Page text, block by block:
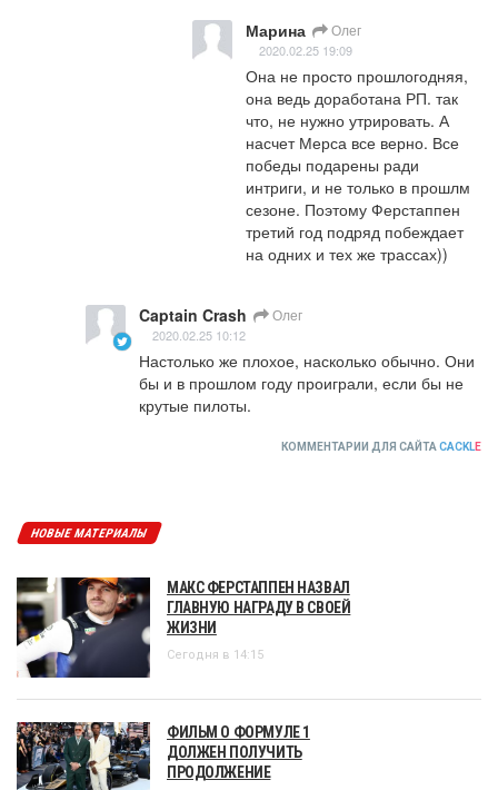
Марина Олег
2020.02.25 19:09
Она не просто прошлогодняя,
она ведь доработана РП. так
что, не нужно утрировать. А
насчет Мерса все верно. Все
победы подарены ради
интриги, и не только в прошлм
сезоне. Поэтому Ферстаппен
третий год подряд побеждает
на одних и тех же трассах))
Captain Crash Олег
2020.02.25 10:12
Настолько же плохое, насколько обычно. Они
бы и в прошлом году проиграли, если бы не
крутые пилоты.
КОММЕНТАРИИ ДЛЯ САЙТА CACKLE
НОВЫЕ МАТЕРИАЛЫ
МАКС ФЕРСТАППЕН НАЗВАЛ
ГЛАВНУЮ НАГРАДУ В СВОЕЙ
ЖИЗНИ
Сегодня в 14:15
ФИЛЬМ О ФОРМУЛЕ 1
ДОЛЖЕН ПОЛУЧИТЬ
ПРОДОЛЖЕНИЕ